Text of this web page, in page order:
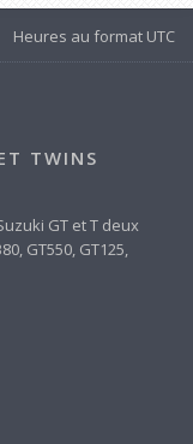
Heures au format UTC
TWINS
GT et T deux
GT550, GT125,